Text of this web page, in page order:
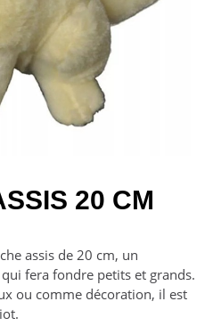
20 CM
assis de 20 cm, un
fera fondre petits et grands.
ou comme décoration, il est